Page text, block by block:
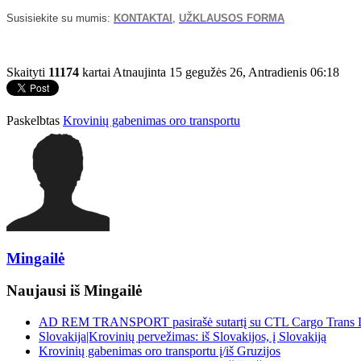
Susisiekite su mumis: KONTAKTAI UŽKLAUSOS FORMA
Skaityti 11174 kartai Atnaujinta 15 gegužės 26, Antradienis 06:18
Paskelbtas Krovinių gabenimas oro transportu
Mingailė
Naujausi iš Mingailė
AD REM TRANSPORT pasirašė sutartį su CTL Cargo
Slovakija|Krovinių pervežimas: iš Slovakijos, į Slovakiją
Krovinių gabenimas oro transportu į/iš Gruzijos